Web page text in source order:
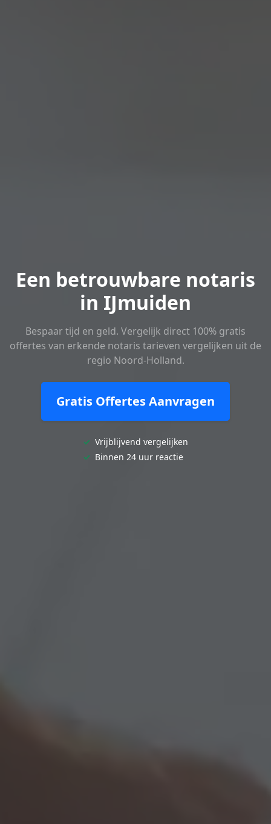
Een betrouwbare notaris
in IJmuiden
Bespaar tijd en geld. Vergelijk direct 100% gratis
offertes van erkende notaris tarieven vergelijken uit de
regio Noord-Holland.
Gratis Offertes Aanvragen
✓ Vrijblijvend vergelijken
✓ Binnen 24 uur reactie